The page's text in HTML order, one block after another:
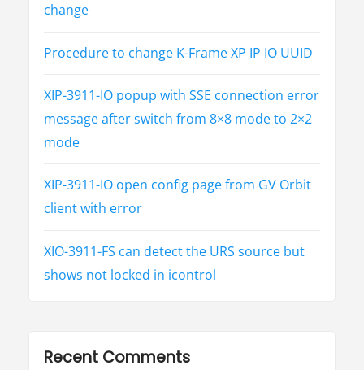
change
Procedure to change K-Frame XP IP IO UUID
XIP-3911-IO popup with SSE connection error
message after switch from 8×8 mode to 2×2
mode
XIP-3911-IO open config page from GV Orbit
client with error
XIO-3911-FS can detect the URS source but
shows not locked in icontrol
Recent Comments